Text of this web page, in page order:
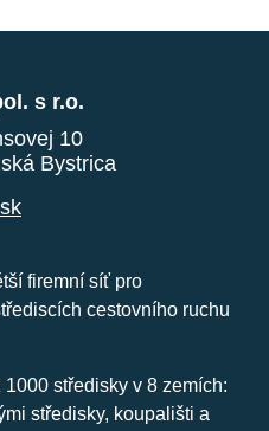
s r.o.
10
Bystrica
firemní síť pro
cestovního ruchu
středisky v 8 zemích:
středisky, koupališti a